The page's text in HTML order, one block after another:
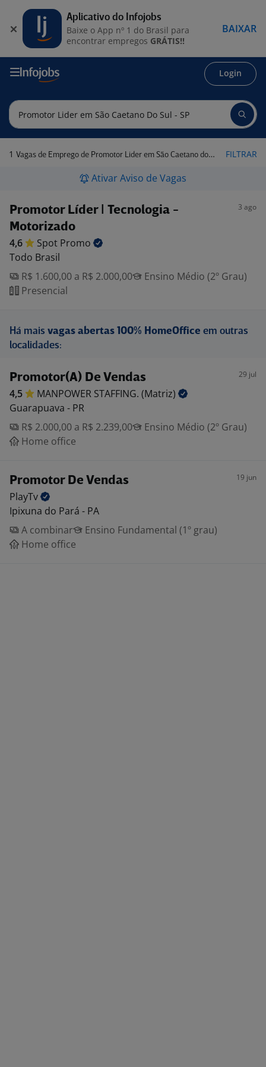
Login
1 Vagas de Emprego de Promotor Lider em São Caetano do Sul - SP FILTRAR
Ativar Aviso de Vagas
Promotor Líder | Tecnologia -
Motorizado
3 ago
4,6 Spot Promo
Todo Brasil
R$ 1.600,00 a R$ 2.000,00
Ensino Médio (2º Grau)
Presencial
Há mais vagas abertas 100% HomeOffice em outras
localidades:
Promotor(A) De Vendas 29 jul
4,5 MANPOWER STAFFING. (Matriz)
Guarapuava - PR
R$ 2.000,00 a R$ 2.239,00
Ensino Médio (2º Grau)
Home office
Promotor De Vendas 19 jun
PlayTv
Ipixuna do Pará - PA
A combinar
Ensino Fundamental (1º grau)
Home office
Aplicativo do Infojobs
Baixe o App nº 1 do Brasil para
encontrar empregos GRÁTIS!!
BAIXAR